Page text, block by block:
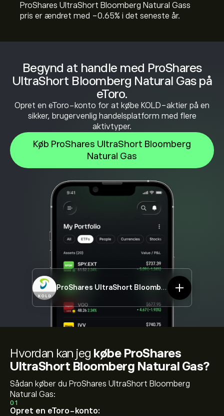
Begynd at handle med ProShares
UltraShort Bloomberg Natural Gas på
eToro.
Opret en eToro-konto for at købe KOLD-aktier på en
sikker, brugervenlig handelsplatform med flere
aktivtyper.
Køb ProShares UltraShort Bloomberg
Natural Gas
ProShares UltraShort Bloomberg Natural Gas
ProShares UltraShort Bloomberg Natural Gass
pris er ændret med ‎-0.65‎% i det seneste år.
Hvordan kan jeg købe ProShares
UltraShort Bloomberg Natural Gas?
Sådan køber du ProShares UltraShort Bloomberg
Natural Gas:
01
Opret en eToro-konto: